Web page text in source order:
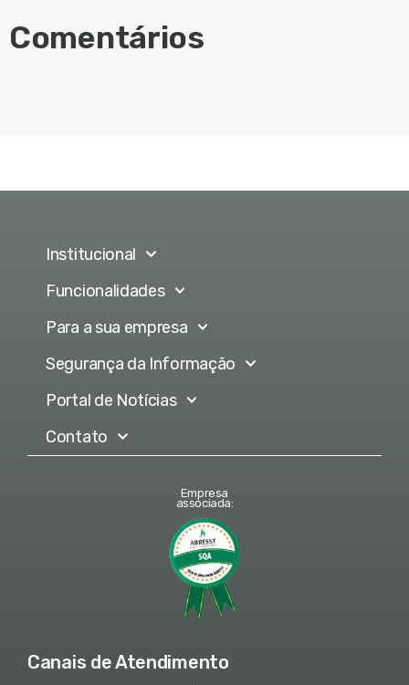
Comentários
Institucional
Funcionalidades
Para a sua empresa
Segurança da Informação
Portal de Notícias
Contato
Empresa
associada:
Canais de Atendimento